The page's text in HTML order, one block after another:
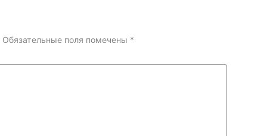
Обязательные поля помечены *